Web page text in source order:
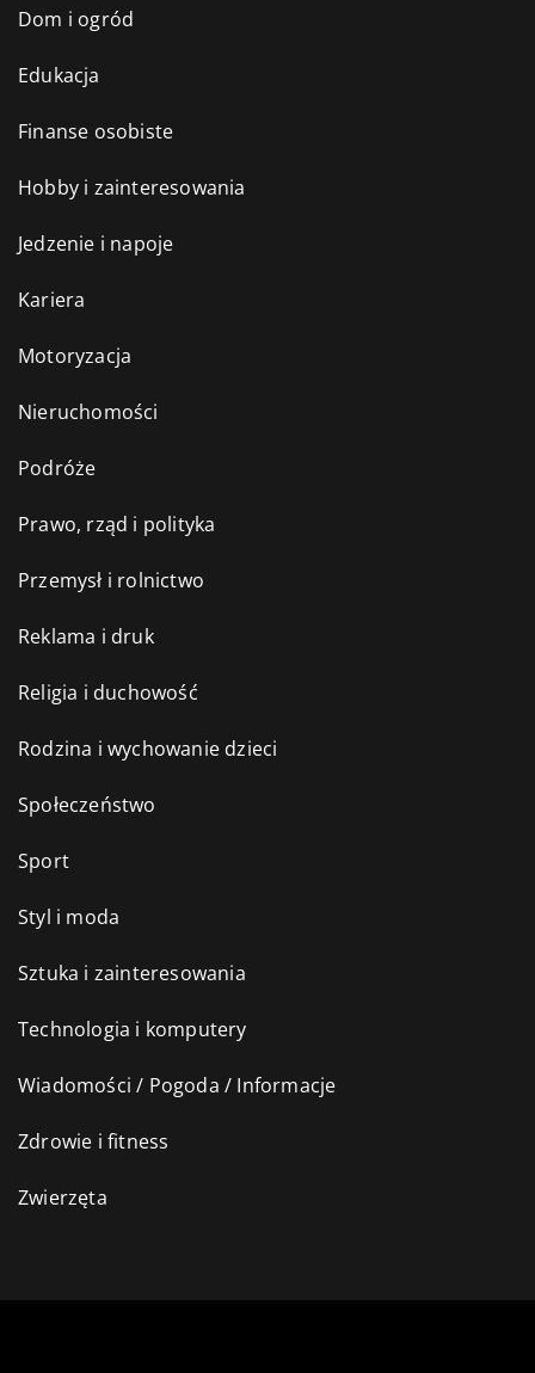
Dom i ogród
Edukacja
Finanse osobiste
Hobby i zainteresowania
Jedzenie i napoje
Kariera
Motoryzacja
Nieruchomości
Podróże
Prawo, rząd i polityka
Przemysł i rolnictwo
Reklama i druk
Religia i duchowość
Rodzina i wychowanie dzieci
Społeczeństwo
Sport
Styl i moda
Sztuka i zainteresowania
Technologia i komputery
Wiadomości / Pogoda / Informacje
Zdrowie i fitness
Zwierzęta